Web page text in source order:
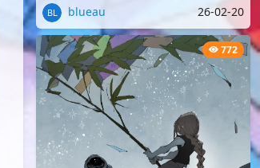
blueau 26-02-20
772